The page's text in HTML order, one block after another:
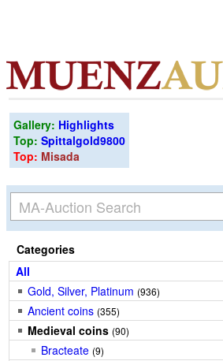
Gallery: Highlights
Top: Spittalgold9800
Top: Misada
Categories
All
Gold, Silver, Platinum (936)
Ancient coins (355)
Medieval coins (90)
Bracteate (9)